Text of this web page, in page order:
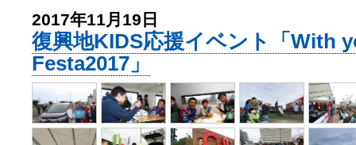
2017年11月19日
復興地KIDS応援イベント「With
Festa2017」